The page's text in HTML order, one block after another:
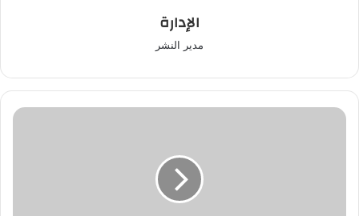
الإدارة
مدير النشر
كورونا